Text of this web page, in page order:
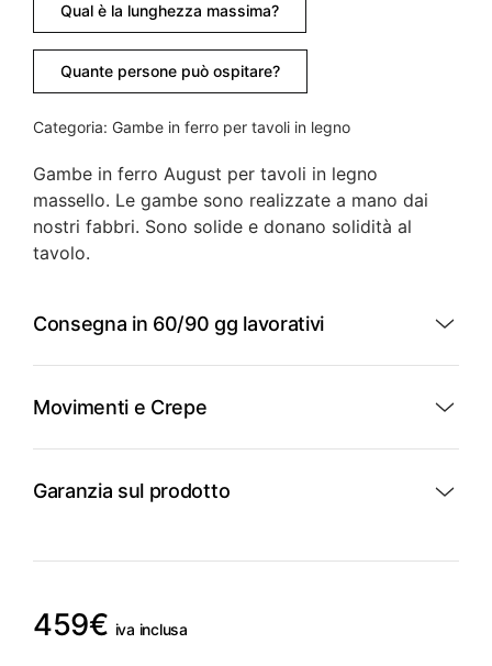
Qual è la lunghezza massima?
Quante persone può ospitare?
Categoria: Gambe in ferro per tavoli in legno
Gambe in ferro August per tavoli in legno
massello. Le gambe sono realizzate a mano dai
nostri fabbri. Sono solide e donano solidità al
tavolo.
Consegna in 60/90 gg lavorativi
Movimenti e Crepe
Garanzia sul prodotto
459€ iva inclusa